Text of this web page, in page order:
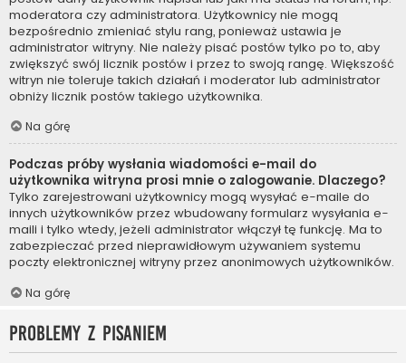
moderatora czy administratora. Użytkownicy nie mogą
bezpośrednio zmieniać stylu rang, ponieważ ustawia je
administrator witryny. Nie należy pisać postów tylko po to, aby
zwiększyć swój licznik postów i przez to swoją rangę. Większość
witryn nie toleruje takich działań i moderator lub administrator
obniży licznik postów takiego użytkownika.
Na górę
Podczas próby wysłania wiadomości e-mail do
użytkownika witryna prosi mnie o zalogowanie. Dlaczego?
Tylko zarejestrowani użytkownicy mogą wysyłać e-maile do
innych użytkowników przez wbudowany formularz wysyłania e-
maili i tylko wtedy, jeżeli administrator włączył tę funkcję. Ma to
zabezpieczać przed nieprawidłowym używaniem systemu
poczty elektronicznej witryny przez anonimowych użytkowników.
Na górę
Problemy z pisaniem